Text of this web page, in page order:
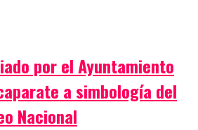
por el Ayuntamiento
a simbología del
Nacional